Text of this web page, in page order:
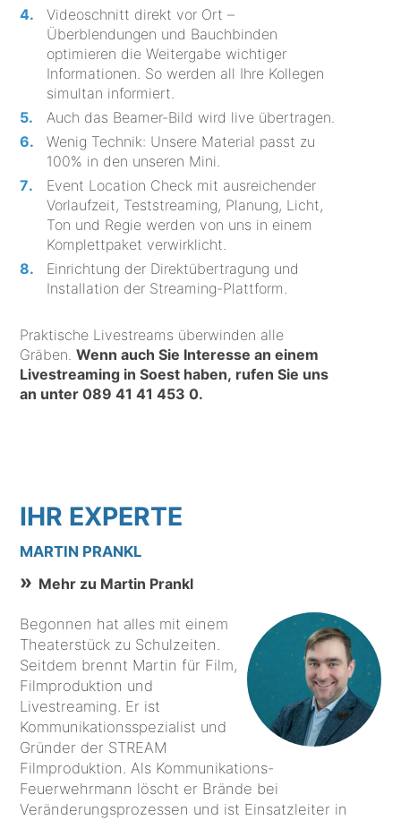
Videoschnitt direkt vor Ort –
Überblendungen und Bauchbinden
optimieren die Weitergabe wichtiger
Informationen. So werden all Ihre Kollegen
simultan informiert.
Auch das Beamer-Bild wird live übertragen.
Wenig Technik: Unsere Material passt zu
100% in den unseren Mini.
Event Location Check mit ausreichender
Vorlaufzeit, Teststreaming, Planung, Licht,
Ton und Regie werden von uns in einem
Komplettpaket verwirklicht.
Einrichtung der Direktübertragung und
Installation der Streaming-Plattform.
Praktische Livestreams überwinden alle
Gräben.Wenn auch Sie Interesse an einem
Livestreaming in Soest haben, rufen Sie uns
an unter089 41 41 453 0.
IHR EXPERTE
MARTIN PRANKL
Mehr zu Martin Prankl
Begonnen hat alles mit einem
Theaterstück zu Schulzeiten.
Seitdem brennt Martin für Film,
Filmproduktion und
Livestreaming. Er ist
Kommunikationsspezialist und
Gründer der STREAM
Filmproduktion. Als Kommunikations-
Feuerwehrmann löscht er Brände bei
Veränderungsprozessen und ist Einsatzleiter in